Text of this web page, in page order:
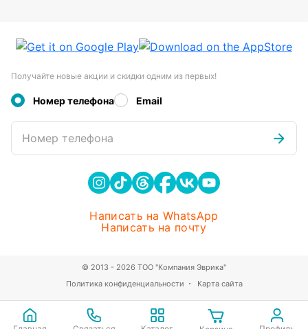
Получайте новые акции и скидки одним из первых!
Номер телефона Email
Номер телефона
Написать на WhatsApp
Написать на почту
Политика конфиденциальности Карта сайта
© 2013 - 2026 ТОО "Компания Эврика"